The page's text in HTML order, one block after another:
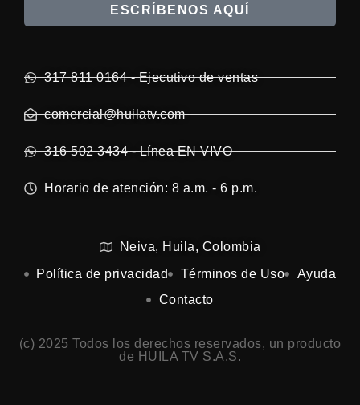
ESCRÍBENOS AQUÍ
317 811 0164 - Ejecutivo de ventas
comercial@huilatv.com
316 502 3434 - Línea EN VIVO
Horario de atención: 8 a.m. - 6 p.m.
Neiva, Huila, Colombia
Política de privacidad
Términos de Uso
Ayuda
Contacto
(c) 2025 Todos los derechos reservados, un producto
de HUILA TV S.A.S.